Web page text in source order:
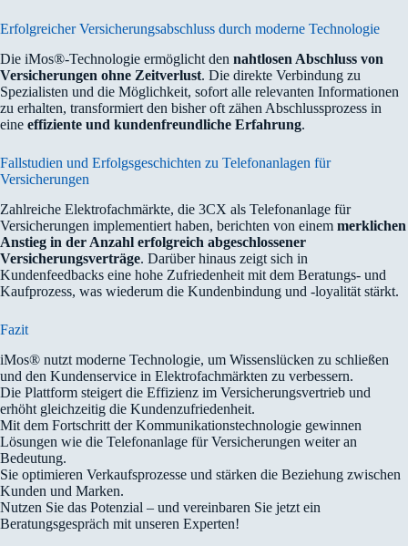
Erfolgreicher Versicherungsabschluss durch moderne Technologie
Die iMos®-Technologie ermöglicht den nahtlosen Abschluss von
Versicherungen ohne Zeitverlust. Die direkte Verbindung zu
Spezialisten und die Möglichkeit, sofort alle relevanten Informationen
zu erhalten, transformiert den bisher oft zähen Abschlussprozess in
eine effiziente und kundenfreundliche Erfahrung.
Fallstudien und Erfolgsgeschichten zu Telefonanlagen für
Versicherungen
Zahlreiche Elektrofachmärkte, die 3CX als Telefonanlage für
Versicherungen implementiert haben, berichten von einem merklichen
Anstieg in der Anzahl erfolgreich abgeschlossener
Versicherungsverträge. Darüber hinaus zeigt sich in
Kundenfeedbacks eine hohe Zufriedenheit mit dem Beratungs- und
Kaufprozess, was wiederum die Kundenbindung und -loyalität stärkt.
Fazit
iMos® nutzt moderne Technologie, um Wissenslücken zu schließen
und den Kundenservice in Elektrofachmärkten zu verbessern.
Die Plattform steigert die Effizienz im Versicherungsvertrieb und
erhöht gleichzeitig die Kundenzufriedenheit.
Mit dem Fortschritt der Kommunikationstechnologie gewinnen
Lösungen wie die Telefonanlage für Versicherungen weiter an
Bedeutung.
Sie optimieren Verkaufsprozesse und stärken die Beziehung zwischen
Kunden und Marken.
Nutzen Sie das Potenzial – und vereinbaren Sie jetzt ein
Beratungsgespräch mit unseren Experten!